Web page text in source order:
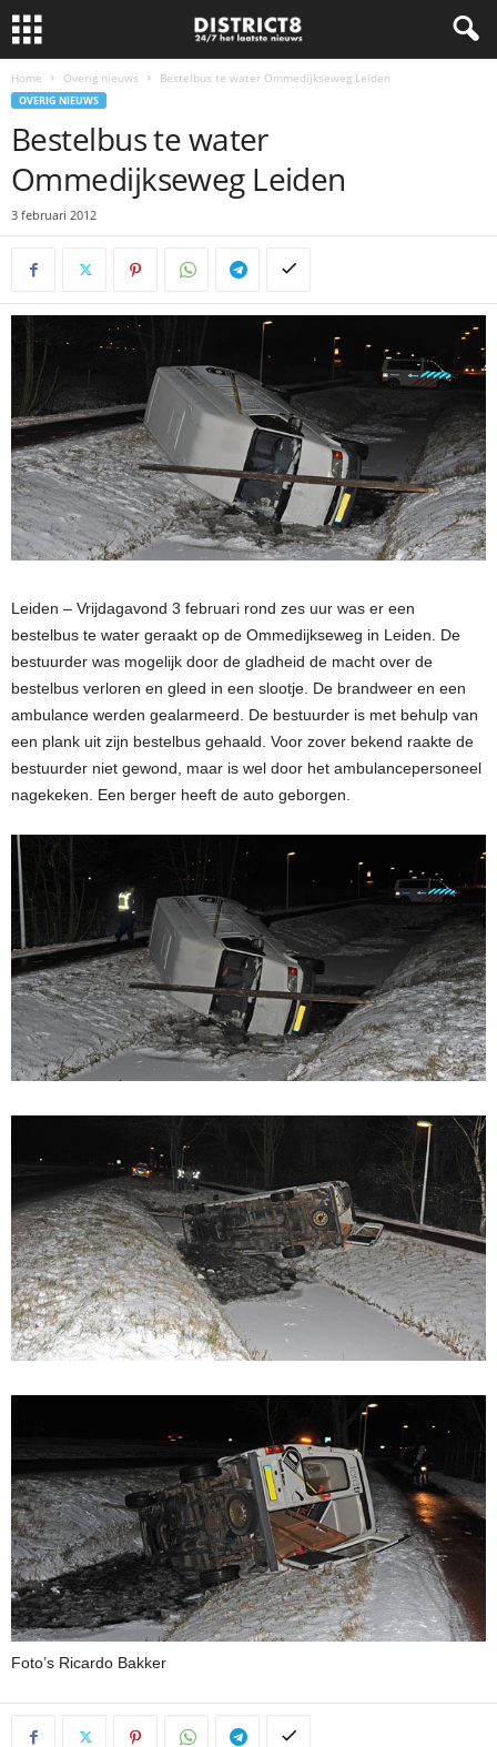
Home Overig nieuws Bestelbus te water Ommedijkseweg Leiden
OVERIG NIEUWS
Bestelbus te water
Ommedijkseweg Leiden
3 februari 2012
Leiden – Vrijdagavond 3 februari rond zes uur was er een
bestelbus te water geraakt op de Ommedijkseweg in Leiden. De
bestuurder was mogelijk door de gladheid de macht over de
bestelbus verloren en gleed in een slootje. De brandweer en een
ambulance werden gealarmeerd. De bestuurder is met behulp van
een plank uit zijn bestelbus gehaald. Voor zover bekend raakte de
bestuurder niet gewond, maar is wel door het ambulancepersoneel
nagekeken. Een berger heeft de auto geborgen.
Foto’s Ricardo Bakker